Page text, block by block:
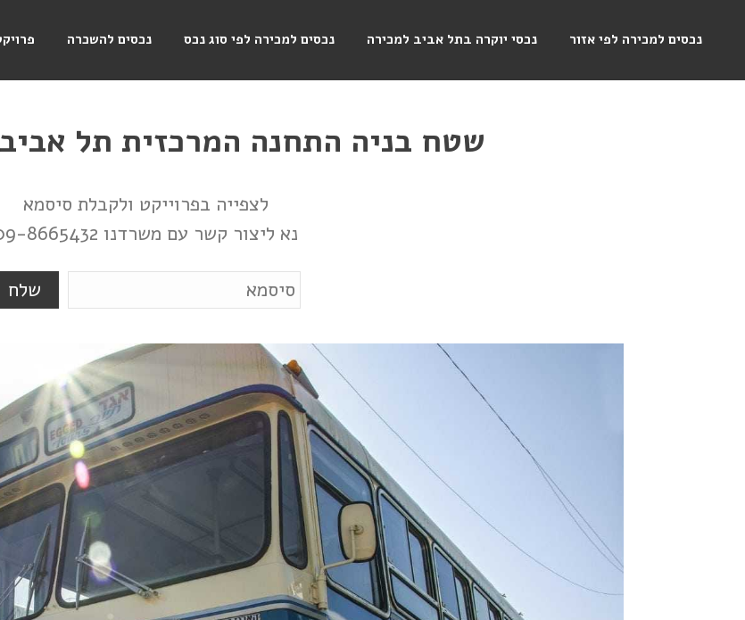
נכסים למכירה לפי אזור נכסי יוקרה בתל אביב למכירה נכסים למכירה לפי סוג נכס נכסים להשכרה
שטח בניה התחנה המרכזית תל
לצפייה בפרוייקט ולקבלת סיסמא
נא ליצור קשר עם משרדנו 09-8665432